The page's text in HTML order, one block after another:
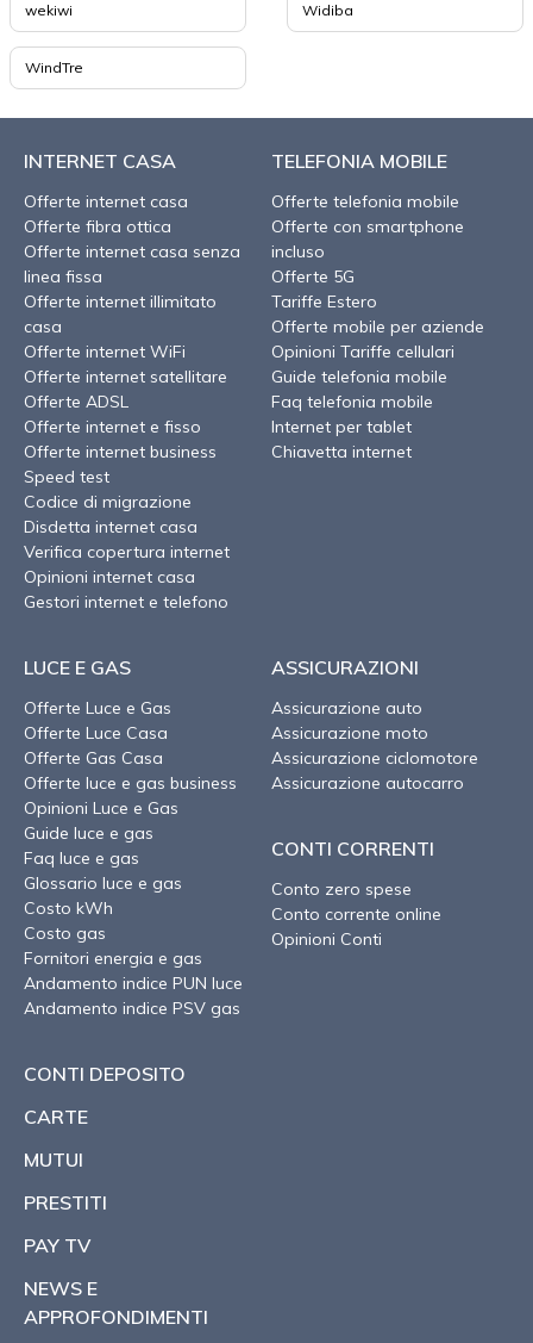
wekiwi Widiba
WindTre
INTERNET CASA
Offerte internet casa
Offerte fibra ottica
Offerte internet casa senza
linea fissa
Offerte internet illimitato
casa
Offerte internet WiFi
Offerte internet satellitare
Offerte ADSL
Offerte internet e fisso
Offerte internet business
Speed test
Codice di migrazione
Disdetta internet casa
Verifica copertura internet
Opinioni internet casa
Gestori internet e telefono
TELEFONIA MOBILE
Offerte telefonia mobile
Offerte con smartphone
incluso
Offerte 5G
Tariffe Estero
Offerte mobile per aziende
Opinioni Tariffe cellulari
Guide telefonia mobile
Faq telefonia mobile
Internet per tablet
Chiavetta internet
LUCE E GAS
Offerte Luce e Gas
Offerte Luce Casa
Offerte Gas Casa
Offerte luce e gas business
Opinioni Luce e Gas
Guide luce e gas
Faq luce e gas
Glossario luce e gas
Costo kWh
Costo gas
Fornitori energia e gas
Andamento indice PUN luce
Andamento indice PSV gas
ASSICURAZIONI
Assicurazione auto
Assicurazione moto
Assicurazione ciclomotore
Assicurazione autocarro
CONTI CORRENTI
Conto zero spese
Conto corrente online
Opinioni Conti
CONTI DEPOSITO
CARTE
MUTUI
PRESTITI
PAY TV
NEWS E
APPROFONDIMENTI